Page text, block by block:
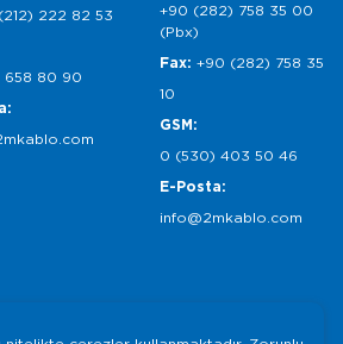
222 82 53
658 80 90
+90 (282) 758 35 00
(Pbx)
Fax: +90 (282) 758 35
10
GSM:
0 (530) 403 50 46
E-Posta:
info@2mkablo.com